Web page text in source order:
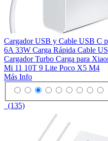
Cargador USB y Cable USB C
6A 33W Carga Rápida Cable
Cargador Turbo Carga para
Mi 11 10T 9 Lite Poco X5 M4
Más Info
(135)